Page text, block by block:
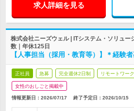
求人詳細を見る
株式会社ニーズウェル | ITシステム・ソリュー
数｜年休125日
【人事担当（採用・教育等）】＊経験
正社員 急募 完全週休2日制 リモートワー
女性のおしごと掲載中
情報更新日：2026/07/17 終了予定日： 2026/10/15